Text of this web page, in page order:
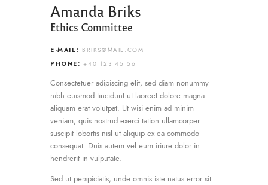
Amanda Briks
Ethics Committee
E-MAIL: BRIKS@MAIL.COM
PHONE:+40 123 45 56
Consectetuer adipiscing elit, sed diam nonummy
nibh euismod tincidunt ut laoreet dolore magna
aliquam erat volutpat. Ut wisi enim ad minim
veniam, quis nostrud exerci tation ullamcorper
suscipit lobortis nisl ut aliquip ex ea commodo
consequat. Duis autem vel eum iriure dolor in
hendrerit in vulputate.
Sed ut perspiciatis, unde omnis iste natus error sit